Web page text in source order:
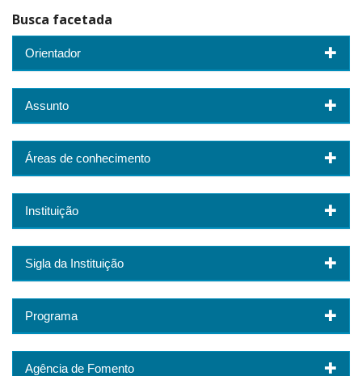
Busca facetada
Orientador
Assunto
Áreas de conhecimento
Instituição
Sigla da Instituição
Programa
Agência de Fomento